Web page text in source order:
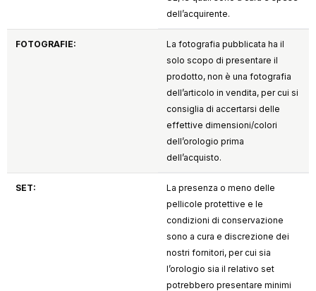
dell’acquirente.
FOTOGRAFIE:
La fotografia pubblicata ha il
solo scopo di presentare il
prodotto, non è una fotografia
dell’articolo in vendita, per cui si
consiglia di accertarsi delle
effettive dimensioni/colori
dell’orologio prima
dell’acquisto.
SET:
La presenza o meno delle
pellicole protettive e le
condizioni di conservazione
sono a cura e discrezione dei
nostri fornitori, per cui sia
l’orologio sia il relativo set
potrebbero presentare minimi